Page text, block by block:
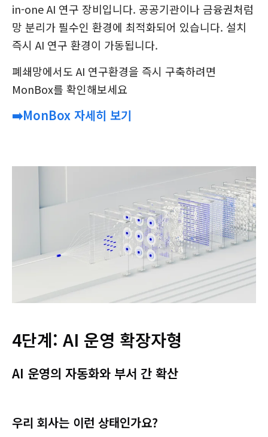
in-one AI 연구 장비입니다. 공공기관이나 금융권처럼
망 분리가 필수인 환경에 최적화되어 있습니다. 설치
즉시 AI 연구 환경이 가동됩니다.
폐쇄망에서도 AI 연구환경을 즉시 구축하려면
MonBox를 확인해보세요
➡️MonBox 자세히 보기
4단계: AI 운영 확장자형
AI 운영의 자동화와 부서 간 확산
우리 회사는 이런 상태인가요?